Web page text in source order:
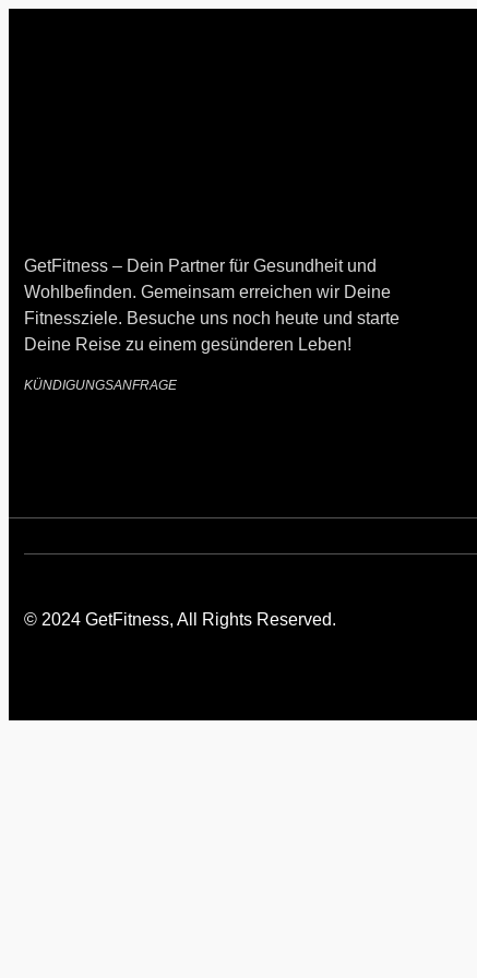
GetFitness – Dein Partner für Gesundheit und
Wohlbefinden. Gemeinsam erreichen wir Deine
Fitnessziele. Besuche uns noch heute und starte
Deine Reise zu einem gesünderen Leben!
KÜNDIGUNGSANFRAGE
© 2024 GetFitness, All Rights Reserved.